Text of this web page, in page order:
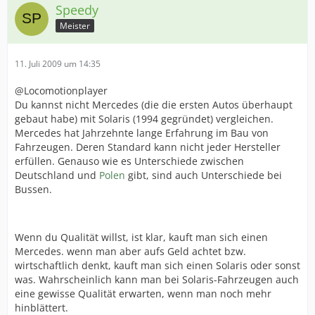
Speedy
Meister
11. Juli 2009 um 14:35
@Locomotionplayer
Du kannst nicht Mercedes (die die ersten Autos überhaupt
gebaut habe) mit Solaris (1994 gegründet) vergleichen.
Mercedes hat Jahrzehnte lange Erfahrung im Bau von
Fahrzeugen. Deren Standard kann nicht jeder Hersteller
erfüllen. Genauso wie es Unterschiede zwischen
Deutschland und Polen gibt, sind auch Unterschiede bei
Bussen.
Wenn du Qualität willst, ist klar, kauft man sich einen
Mercedes. wenn man aber aufs Geld achtet bzw.
wirtschaftlich denkt, kauft man sich einen Solaris oder sonst
was. Wahrscheinlich kann man bei Solaris-Fahrzeugen auch
eine gewisse Qualität erwarten, wenn man noch mehr
hinblättert.